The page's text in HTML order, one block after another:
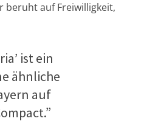
beruht auf Freiwilligkeit,
ist ein
ähnliche
auf